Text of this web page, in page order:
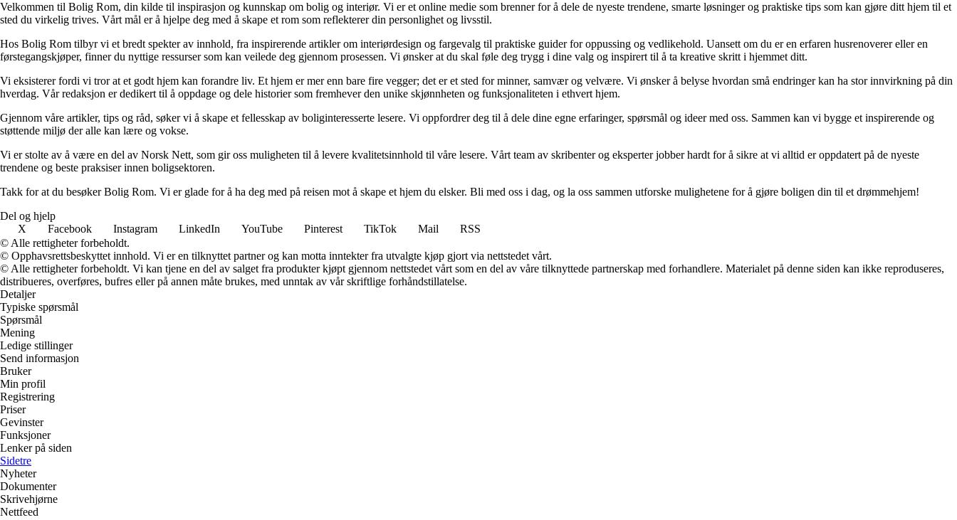
Velkommen til Bolig Rom, din kilde til inspirasjon og kunnskap om bolig og interiør. Vi er et online medie som brenner for å dele de nyeste trendene, smarte løsninger og praktiske tips som kan gjøre ditt hjem til et
sted du virkelig trives. Vårt mål er å hjelpe deg med å skape et rom som reflekterer din personlighet og livsstil.
Hos Bolig Rom tilbyr vi et bredt spekter av innhold, fra inspirerende artikler om interiørdesign og fargevalg til praktiske guider for oppussing og vedlikehold. Uansett om du er en erfaren husrenoverer eller en
førstegangskjøper, finner du nyttige ressurser som kan veilede deg gjennom prosessen. Vi ønsker at du skal føle deg trygg i dine valg og inspirert til å ta kreative skritt i hjemmet ditt.
Vi eksisterer fordi vi tror at et godt hjem kan forandre liv. Et hjem er mer enn bare fire vegger; det er et sted for minner, samvær og velvære. Vi ønsker å belyse hvordan små endringer kan ha stor innvirkning på din
hverdag. Vår redaksjon er dedikert til å oppdage og dele historier som fremhever den unike skjønnheten og funksjonaliteten i ethvert hjem.
Gjennom våre artikler, tips og råd, søker vi å skape et fellesskap av boliginteresserte lesere. Vi oppfordrer deg til å dele dine egne erfaringer, spørsmål og ideer med oss. Sammen kan vi bygge et inspirerende og
støttende miljø der alle kan lære og vokse.
Vi er stolte av å være en del av Norsk Nett, som gir oss muligheten til å levere kvalitetsinnhold til våre lesere. Vårt team av skribenter og eksperter jobber hardt for å sikre at vi alltid er oppdatert på de nyeste
trendene og beste praksiser innen boligsektoren.
Takk for at du besøker Bolig Rom. Vi er glade for å ha deg med på reisen mot å skape et hjem du elsker. Bli med oss i dag, og la oss sammen utforske mulighetene for å gjøre boligen din til et drømmehjem!
Del og hjelp
X
Facebook Instagram LinkedIn YouTube Pinterest TikTok Mail
RSS
© Alle rettigheter forbeholdt.
© Opphavsrettsbeskyttet innhold. Vi er en tilknyttet partner og kan motta inntekter fra utvalgte kjøp gjort via nettstedet vårt.
© Alle rettigheter forbeholdt. Vi kan tjene en del av salget fra produkter kjøpt gjennom nettstedet vårt som en del av våre tilknyttede partnerskap med forhandlere. Materialet på denne siden kan ikke reproduseres,
distribueres, overføres, bufres eller på annen måte brukes, med unntak av vår skriftlige forhåndstillatelse.
Detaljer
Typiske spørsmål
Spørsmål
Mening
Ledige stillinger
Send informasjon
Bruker
Min profil
Registrering
Priser
Gevinster
Funksjoner
Lenker på siden
Sidetre
Nyheter
Dokumenter
Skrivehjørne
Nettfeed